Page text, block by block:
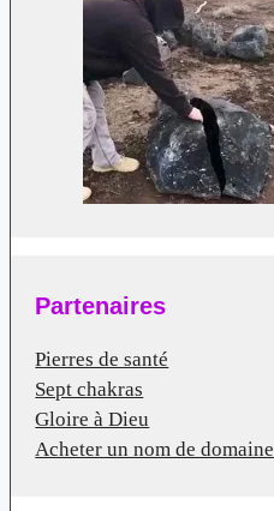
Partenaires
Pierres de santé
Sept chakras
Gloire à Dieu
Acheter un nom de domaine